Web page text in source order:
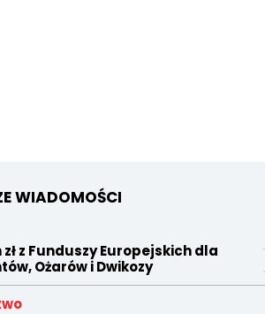
WIADOMOŚCI
zł z Funduszy Europejskich dla
Ożarów i Dwikozy